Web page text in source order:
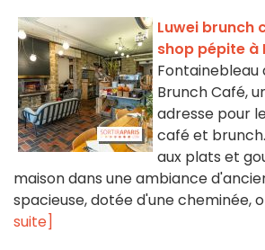
Luwei brunch
shop pépite à
Fontainebleau
Brunch Café,
adresse pour
café et
aux plats et
maison dans une ambiance
spacieuse, dotée d'une cheminée,
suite]